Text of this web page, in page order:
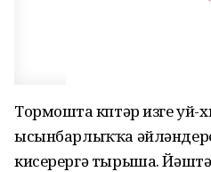
Тормошта күптәр изге
ысынбарлыҡҡа
кисерергә тырыша.